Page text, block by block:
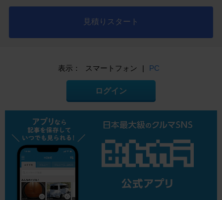
見積りスタート
表示： スマートフォン | PC
ログイン